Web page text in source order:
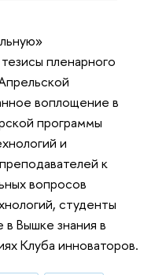
пленарного
воплощение в
программы
и
к
вопросов
студенты
Вышке знания в
Клуба инноваторов.